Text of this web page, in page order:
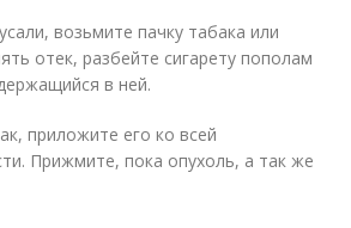
возьмите пачку табака или
отек, разбейте сигарету пополам
в ней.
приложите его ко всей
Прижмите, пока опухоль, а так же